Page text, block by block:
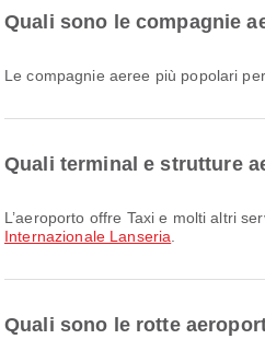
Quali sono le compagnie
Le compagnie aeree più popolari
Quali terminal e strutture
L’aeroporto offre Taxi e molti altri
Internazionale Lanseria
Quali sono le rotte